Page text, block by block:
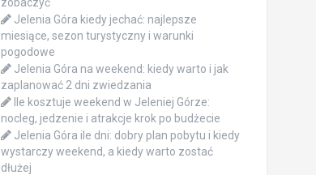
Jelenia Góra kiedy jechać: najlepsze
miesiące, sezon turystyczny i warunki
pogodowe
Jelenia Góra na weekend: kiedy warto i jak
zaplanować 2 dni zwiedzania
Ile kosztuje weekend w Jeleniej Górze:
nocleg, jedzenie i atrakcje krok po budżecie
Jelenia Góra ile dni: dobry plan pobytu i kiedy
wystarczy weekend, a kiedy warto zostać
dłużej